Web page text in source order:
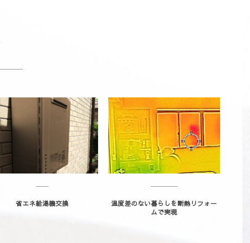
省エネ給湯機交換
温度差のない暮らしを断熱リフォー
ムで実現